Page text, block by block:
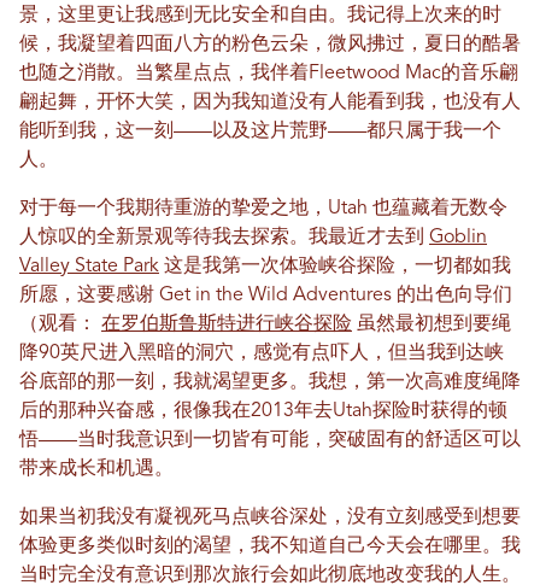
景，这里更让我感到无比安全和自由。我记得上次来的时
候，我凝望着四面八方的粉色云朵，微风拂过，夏日的酷暑
也随之消散。当繁星点点，我伴着Fleetwood Mac的音乐翩
翩起舞，开怀大笑，因为我知道没有人能看到我，也没有人
能听到我，这一刻——以及这片荒野——都只属于我一个
人。
对于每一个我期待重游的挚爱之地，Utah 也蕴藏着无数令
人惊叹的全新景观等待我去探索。我最近才去到 Goblin
Valley State Park 这是我第一次体验峡谷探险，一切都如我
所愿，这要感谢 Get in the Wild Adventures 的出色向导们
（观看： 在罗伯斯鲁斯特进行峡谷探险 虽然最初想到要绳
降90英尺进入黑暗的洞穴，感觉有点吓人，但当我到达峡
谷底部的那一刻，我就渴望更多。我想，第一次高难度绳降
后的那种兴奋感，很像我在2013年去Utah探险时获得的顿
悟——当时我意识到一切皆有可能，突破固有的舒适区可以
带来成长和机遇。
如果当初我没有凝视死马点峡谷深处，没有立刻感受到想要
体验更多类似时刻的渴望，我不知道自己今天会在哪里。我
当时完全没有意识到那次旅行会如此彻底地改变我的人生。